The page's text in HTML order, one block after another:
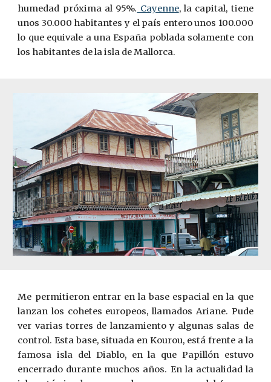
humedad ­próxima al 95%. Cayenne, la capital, tiene
unos 30.000 habitantes y el país entero unos 100.000
lo que equivale a una España poblada solamente con
los habitantes de la isla de Mallorca.
Me permitieron entrar en la base espacial en la que
lanzan los cohetes europeos, llamados Ariane. Pude
ver varias torres de lanzamiento y algunas salas de
control. Esta base, situada en Kourou, está frente a la
famosa isla del Diablo, en la que Papillón estuvo
encerrado durante muchos años. En la actualidad la